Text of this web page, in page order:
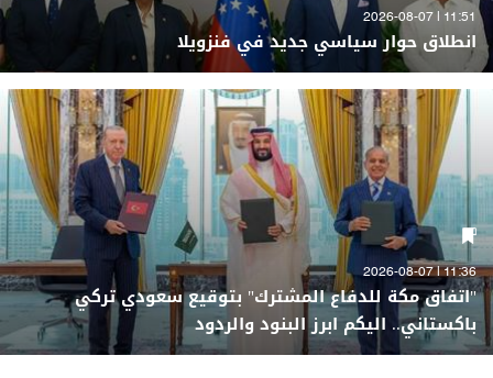
11:51 | 2026-08-07
انطلاق حوار سياسي جديد في فنزويلا
11:36 | 2026-08-07
"اتفاق مكة للدفاع المشترك" بتوقيع سعودي تركي
باكستاني.. اليكم ابرز البنود والردود